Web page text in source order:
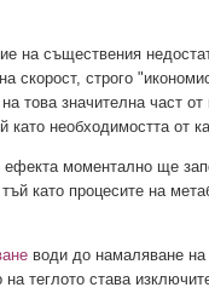
на съществения
скорост, строго
това значителна част
необходимостта от
моментално ще
като процесите на
води до намаляване на
теглото става